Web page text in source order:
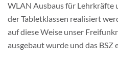
WLAN Ausbaus für Lehrkräfte
der Tabletklassen realisiert
auf diese Weise unser
ausgebaut wurde und das BSZ